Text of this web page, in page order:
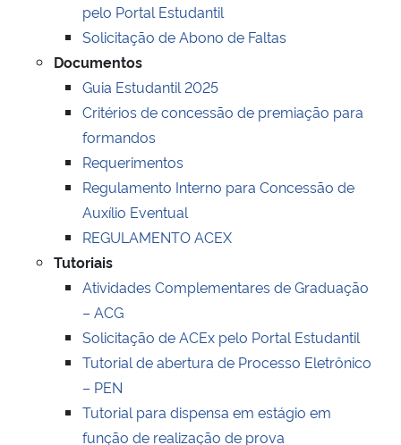
Controladoria-Geral da União
Ministério da Mulher, da Família e dos Direitos Humanos
Secretaria-Geral
Secretaria de Governo
Gabinete de Segurança Institucional
Advocacia-Geral da União
Banco Central do Brasil
pelo Portal Estudantil
Solicitação de Abono de Faltas
Documentos
Guia Estudantil 2025
Critérios de concessão de premiação para
formandos
Requerimentos
Regulamento Interno para Concessão de
Auxílio Eventual
REGULAMENTO ACEX
Tutoriais
Atividades Complementares de Graduação
– ACG
Solicitação de ACEx pelo Portal Estudantil
Tutorial de abertura de Processo Eletrônico
– PEN
Tutorial para dispensa em estágio em
função de realização de prova